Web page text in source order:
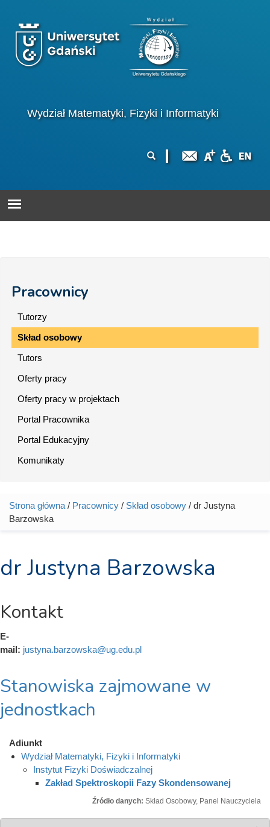
Wydział Matematyki, Fizyki i Informatyki
wyszukiwania
Pracownicy
Tutorzy
Skład osobowy
Tutors
Oferty pracy
Oferty pracy w projektach
Portal Pracownika
Portal Edukacyjny
Komunikaty
Jesteś tutaj
Strona główna / Pracownicy / Skład osobowy / dr Justyna
Barzowska
dr Justyna Barzowska
Kontakt
E-
mail: justyna.barzowska@ug.edu.pl
Stanowiska zajmowane w
jednostkach
Adiunkt
Wydział Matematyki, Fizyki i Informatyki
Instytut Fizyki Doświadczalnej
Zakład Spektroskopii Fazy Skondensowanej
Źródło danych: Skład Osobowy, Panel Nauczyciela